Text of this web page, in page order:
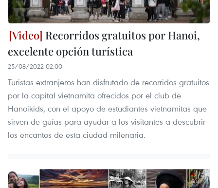
Recorridos gratuitos por Hanoi,
excelente opción turística
25/08/2022 02:00
Turistas extranjeros han disfrutado de recorridos gratuitos
por la capital vietnamita ofrecidos por el club de
Hanoikids, con el apoyo de estudiantes vietnamitas que
sirven de guías para ayudar a los visitantes a descubrir
los encantos de esta ciudad milenaria.